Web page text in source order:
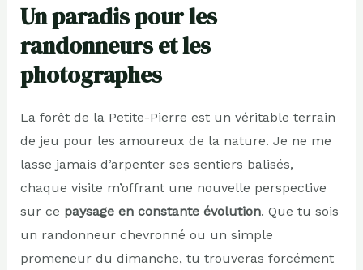
Un paradis pour les
randonneurs et les
photographes
La forêt de la Petite-Pierre est un véritable terrain
de jeu pour les amoureux de la nature. Je ne me
lasse jamais d’arpenter ses sentiers balisés,
chaque visite m’offrant une nouvelle perspective
sur ce paysage en constante évolution. Que tu sois
un randonneur chevronné ou un simple
promeneur du dimanche, tu trouveras forcément